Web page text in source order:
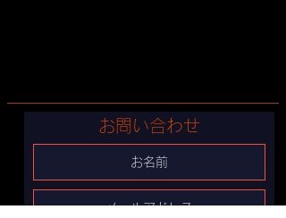
お問い合わせ